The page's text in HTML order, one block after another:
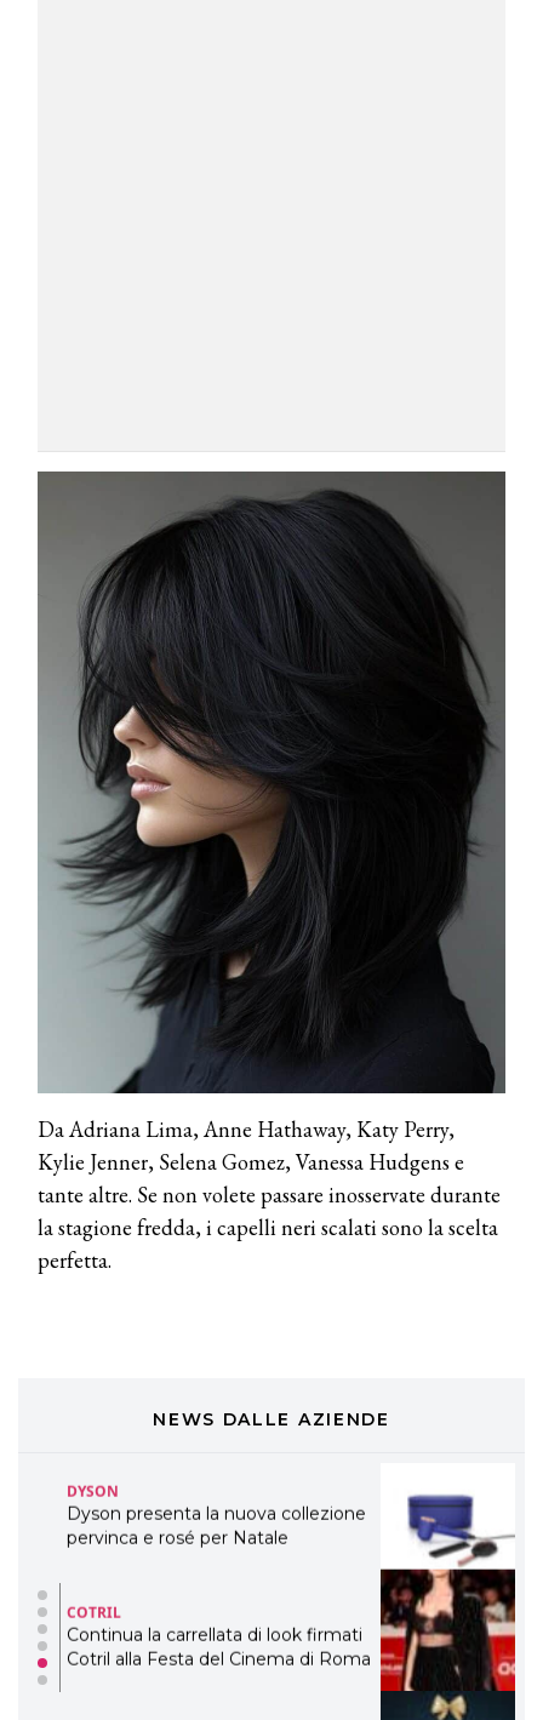
Da Adriana Lima, Anne Hathaway, Katy Perry,
Kylie Jenner, Selena Gomez, Vanessa Hudgens e
tante altre. Se non volete passare inosservate durante
la stagione fredda, i capelli neri scalati sono la scelta
perfetta.
NEWS DALLE AZIENDE
COSMOPROF WORLDWIDE BOLOGNA
Cosmprof Worldwide Bologna
presenta THE BEAUTY &
WELLNESS CONGRESS 2022: I
TEMI
DYSON
Dyson presenta la nuova collezione
pervinca e rosé per Natale
COTRIL
Continua la carrellata di look firmati
Cotril alla Festa del Cinema di Roma
TONI&GUY
A Natale regala una doppia
TONI&GUY “Feel Good Experience”!
TONI&GUY
LABEL.M lancia la sua innovativa ed
eco-sostenibile linea di prodotti
professionali
DAVINES
Davines presenta cofanetti beauty
WELLNESS CONGRESS 2022: I
DYSON
Dyson presenta la nuova collezione
pervinca e rosé per Natale
COTRIL
Continua la carrellata di look firmati
Cotril alla Festa del Cinema di Roma